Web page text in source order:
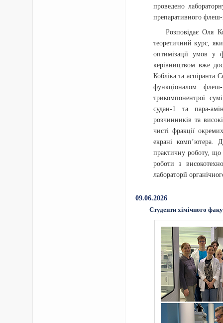
проведено
препаративного
Розповідає Оля
теоретичний курс,
оптимізації умов у
керівництвом вже
Кобліка та аспіранта
функціоналом
трикомпонентрої
судан-1 та пара-
розчинників та
чисті фракції
екрані комп’ютера.
практичну роботу, що
роботи з
лабораторії
09.06.2026
Студенти хімічного